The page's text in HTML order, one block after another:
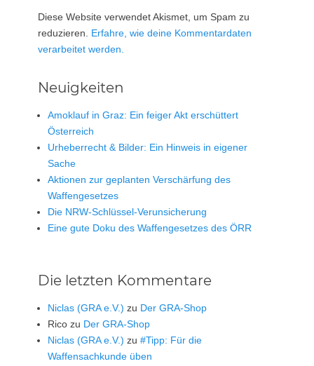
Diese Website verwendet Akismet, um Spam zu
reduzieren. Erfahre, wie deine Kommentardaten
verarbeitet werden.
Neuigkeiten
Amoklauf in Graz: Ein feiger Akt erschüttert
Österreich
Urheberrecht & Bilder: Ein Hinweis in eigener
Sache
Aktionen zur geplanten Verschärfung des
Waffengesetzes
Die NRW-Schlüssel-Verunsicherung
Eine gute Doku des Waffengesetzes des ÖRR
Die letzten Kommentare
Niclas (GRA e.V.) zu Der GRA-Shop
Rico zu Der GRA-Shop
Niclas (GRA e.V.) zu #Tipp: Für die
Waffensachkunde üben